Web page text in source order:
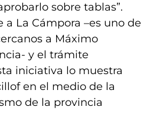
sobre tablas”.
La Cámpora –es uno de
a Máximo
y el trámite
iniciativa lo muestra
en el medio de la
de la provincia